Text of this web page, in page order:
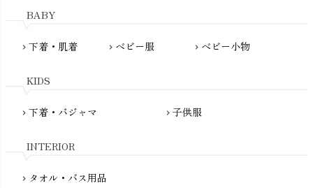
PeopleTree（ピープルツリー）
PRISTINE（プリスティン）
fromF（フロムエフ）
MATONA（マトナ）
mini rodini（ミニロディーニ）
My Little Cozmo（マイリトルコズモ）
NATURAPURA（ナチュラプラ）
NewNative（ニューネイティブ）
BABY
chevron_right 下着・肌着 chevron_right ベビー服 chevron_right ベビー小物
KIDS
chevron_right 下着・パジャマ chevron_right 子供服
INTERIOR
chevron_right タオル・バス用品